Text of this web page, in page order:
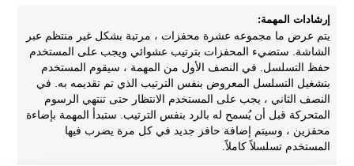
إرشادات المهمة:
يتم عرض ما مجموعه عشرة محفزات ، مرتبة بشكل غير منتظم عبر
الشاشة. ستضيء المحفزات بترتيب عشوائي ويجب على المستخدم
حفظ التسلسل. في النصف الأول من المهمة ، سيقوم المستخدم
بتشغيل التسلسل المعروض بنفس الترتيب الذي تم تقديمه به. في
النصف الثاني ، يجب على المستخدم الانتظار حتى تنتهي الرسوم
المتحركة قبل أن يُسمح له بالرد بنفس الترتيب. ستبدأ المهمة بإضاءة
محفزين ، وسيتم إضافة حافز جديد في كل مرة يضرب فيها
المستخدم تسلسلاً كاملاً.